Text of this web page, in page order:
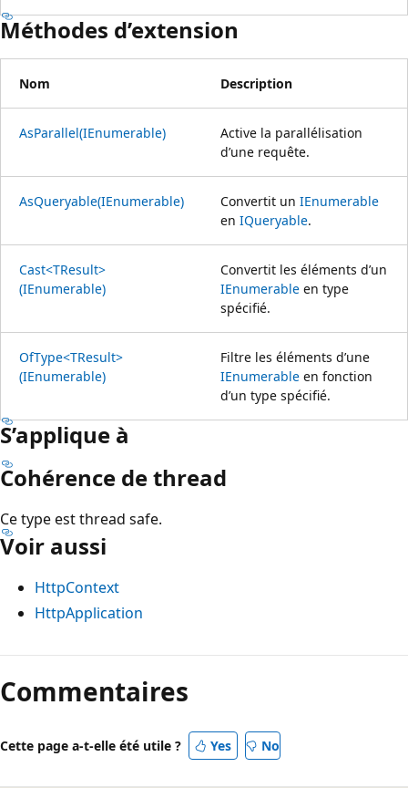
Méthodes d’extension
Nom Description
AsParallel(IEnumerable)
Active la parallélisation
d’une requête.
AsQueryable(IEnumerable) Convertit un IEnumerable
en IQueryable.
Cast<TResult>
(IEnumerable)
Convertit les éléments d’un
IEnumerable en type
spécifié.
OfType<TResult>
(IEnumerable)
Filtre les éléments d’une
IEnumerable en fonction
d’un type spécifié.
S’applique à
Cohérence de thread
Ce type est thread safe.
Voir aussi
HttpContext
HttpApplication
Commentaires
Cette page a-t-elle été utile ? Yes No